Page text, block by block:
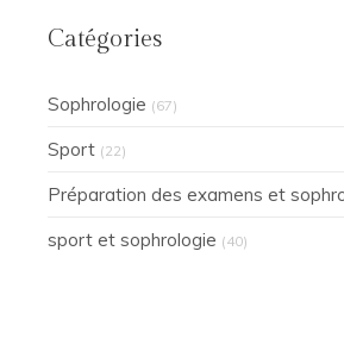
Catégories
Sophrologie (67)
Sport (22)
Préparation des examens et
sport et sophrologie (40)